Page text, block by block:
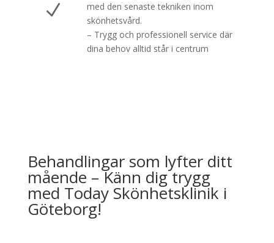
N
med den senaste tekniken inom
skönhetsvård.
– Trygg och professionell service där
dina behov alltid står i centrum
Behandlingar som lyfter ditt
mående – Känn dig trygg
med Today Skönhetsklinik i
Göteborg!